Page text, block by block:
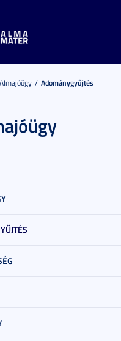
Adománygyűjtés